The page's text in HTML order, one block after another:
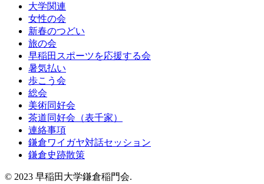
大学関連
女性の会
新春のつどい
旅の会
早稲田スポーツを応援する会
暑気払い
歩こう会
総会
美術同好会
茶道同好会（表千家）
連絡事項
鎌倉ワイガヤ対話セッション
鎌倉史跡散策
© 2023 早稲田大学鎌倉稲門会.